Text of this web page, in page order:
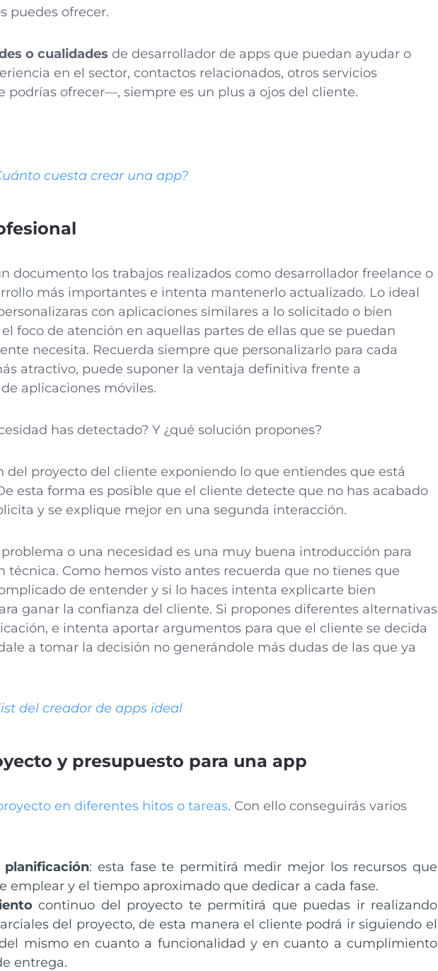
puedes ofrecer.
o cualidades de desarrollador de apps que puedan ayudar o
en el sector, contactos relacionados, otros servicios
podrías ofrecer—, siempre es un plus a ojos del cliente.
cuesta crear una app?
documento los trabajos realizados como desarrollador freelance o
más importantes e intenta mantenerlo actualizado. Lo ideal
con aplicaciones similares a lo solicitado o bien
foco de atención en aquellas partes de ellas que se puedan
necesita. Recuerda siempre que personalizarlo para cada
atractivo, puede suponer la ventaja definitiva frente a
aplicaciones móviles.
has detectado? Y ¿qué solución propones?
del proyecto del cliente exponiendo lo que entiendes que está
esta forma es posible que el cliente detecte que no has acabado
y se explique mejor en una segunda interacción.
o una necesidad es una muy buena introducción para
técnica. Como hemos visto antes recuerda que no tienes que
de entender y si lo haces intenta explicarte bien
ganar la confianza del cliente. Si propones diferentes alternativas
e intenta aportar argumentos para que el cliente se decida
a tomar la decisión no generándole más dudas de las que ya
del creador de apps ideal
y presupuesto para una app
en diferentes hitos o tareas. Con ello conseguirás varios
planificación: esta fase te permitirá medir mejor los recursos que
emplear y el tiempo aproximado que dedicar a cada fase.
continuo del proyecto te permitirá que puedas ir realizando
del proyecto, de esta manera el cliente podrá ir siguiendo el
mismo en cuanto a funcionalidad y en cuanto a cumplimiento
entrega.